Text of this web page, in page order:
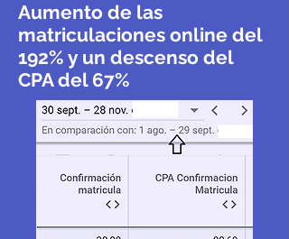
Aumento de las
matriculaciones online del
192% y un descenso del
CPA del 67%